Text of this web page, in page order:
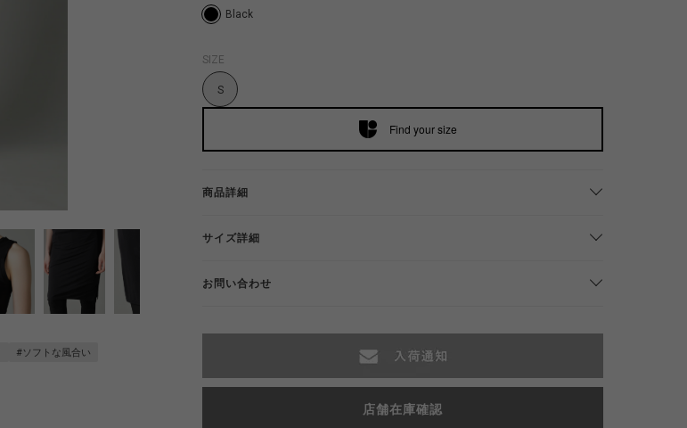
#ソフトな風合い
Black
SIZE
S
Find your size
商品詳細
サイズ詳細
お問い合わせ
店舗在庫確認